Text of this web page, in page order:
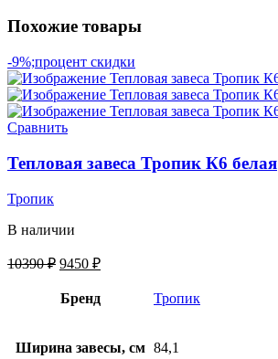
Похожие товары
-9%;процент скидки
Сравнить
Тепловая завеса Тропик К6 белая
Тропик
В наличии
10390₽ 9450 ₽
Бренд Тропик
Ширина завесы, см 84,1